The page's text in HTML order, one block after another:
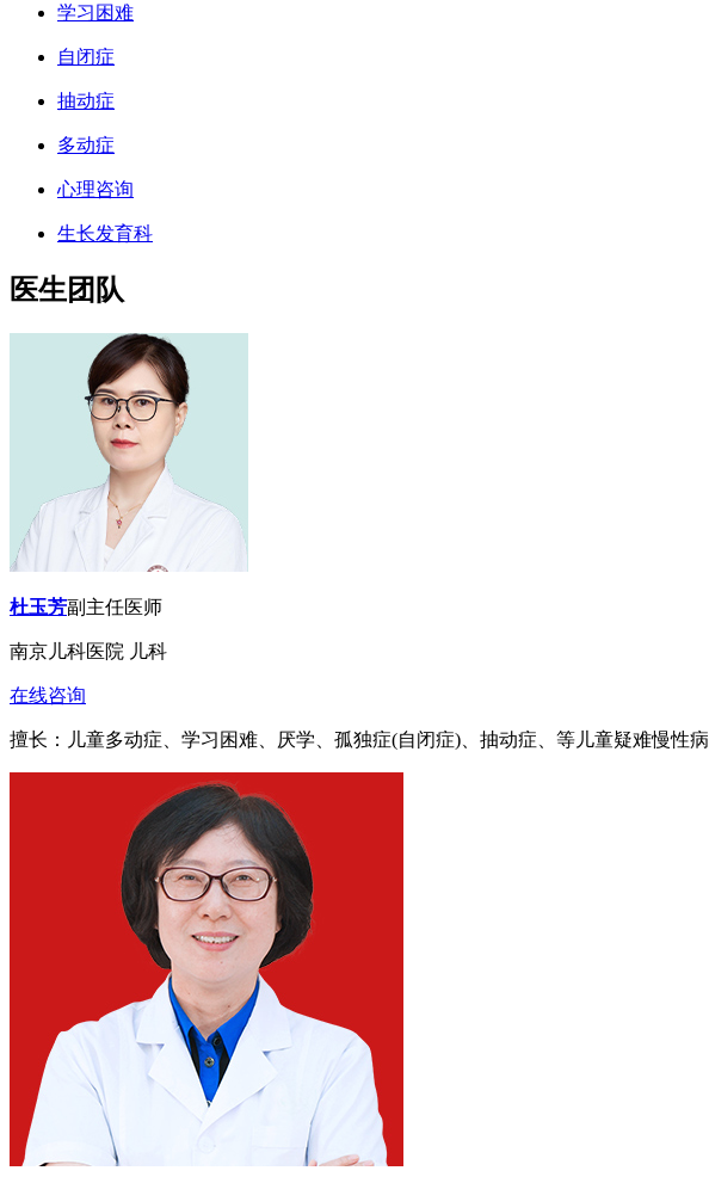
学习困难
自闭症
抽动症
多动症
心理咨询
生长发育科
医生团队
杜玉芳副主任医师
南京儿科医院 儿科
在线咨询
擅长：儿童多动症、学习困难、厌学、孤独症(自闭症)、抽动症、等儿童疑难慢性病